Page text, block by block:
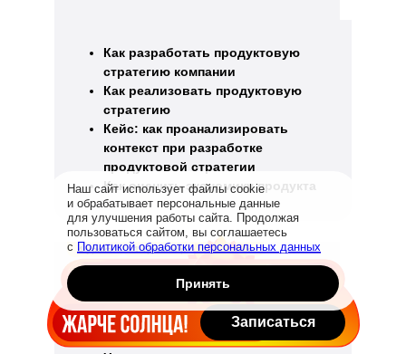
Как разработать продуктовую
стратегию компании
Как реализовать продуктовую
стратегию
Кейс: как проанализировать
контекст при разработке
продуктовой стратегии
Как оценить экономику продукта
Юнит-экономика
4 урока 1 тренажёр 3 задания
Принять
Наш сайт использует файлы cookie
и обрабатывает персональные данные
для улучшения работы сайта. Продолжая
пользоваться сайтом, вы соглашаетесь
с Политикой обработки персональных данных
Записаться